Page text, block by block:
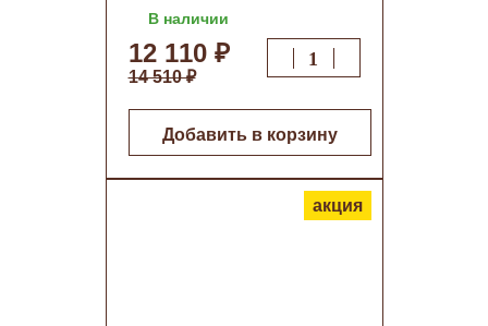
МИКРОЛИФТ панель
БЕЛАЯ)о/н
В наличии
12 110 ₽
14 510 ₽
Добавить в корзину
акция